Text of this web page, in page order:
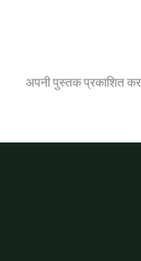
अपनी पुस्तक प्रकाशित